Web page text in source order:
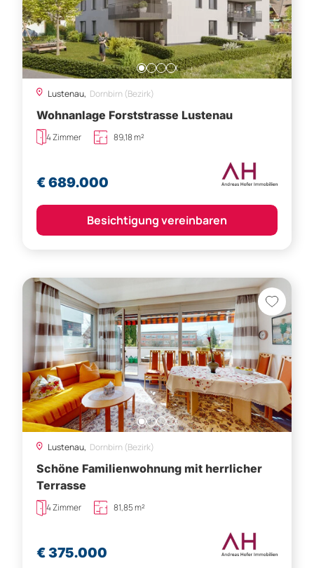
Lustenau, Dornbirn (Bezirk)
Wohnanlage Forststrasse Lustenau
4 Zimmer 89,18 m²
€ 689.000
Besichtigung vereinbaren
Lustenau, Dornbirn (Bezirk)
Schöne Familienwohnung mit herrlicher
Terrasse
4 Zimmer 81,85 m²
€ 375.000